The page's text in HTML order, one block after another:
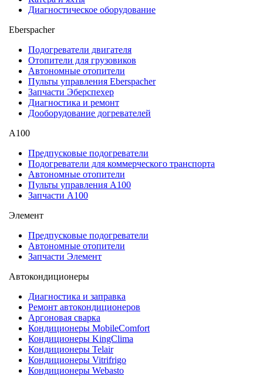
Диагностическое оборудование
Eberspacher
Подогреватели двигателя
Отопители для грузовиков
Автономные отопители
Пульты управления Eberspacher
Запчасти Эберспехер
Диагностика и ремонт
Дооборудование догревателей
А100
Предпусковые подогреватели
Подогреватели для коммерческого транспорта
Автономные отопители
Пульты управления A100
Запчасти А100
Элемент
Предпусковые подогреватели
Автономные отопители
Запчасти Элемент
Автокондиционеры
Диагностика и заправка
Ремонт автокондиционеров
Аргоновая сварка
Кондиционеры MobileComfort
Кондиционеры KingClima
Кондиционеры Telair
Кондиционеры Vitrifrigo
Кондиционеры Webasto